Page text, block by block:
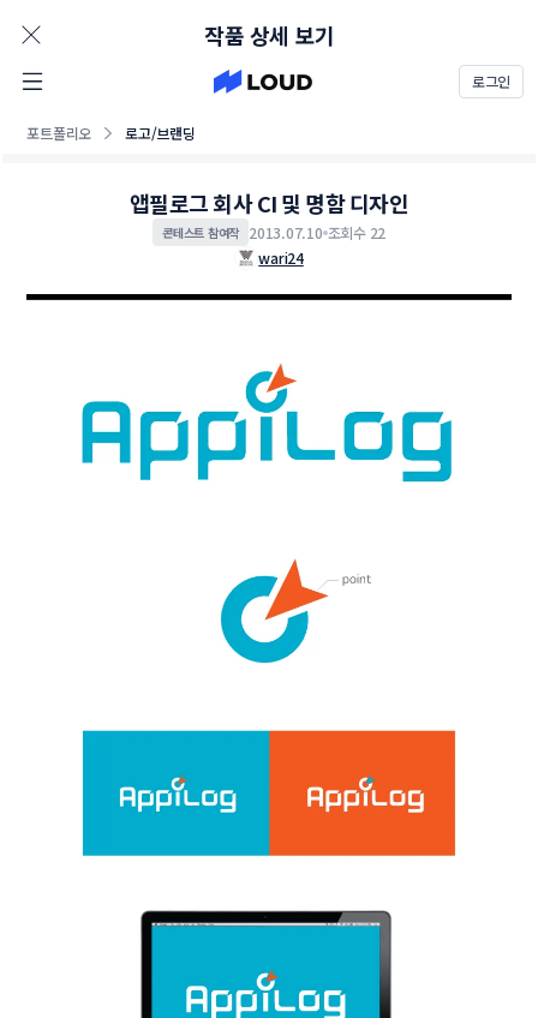
로그인
포트폴리오 로고/브랜딩
작품 상세 보기
앱필로그 회사 CI 및 명함 디자인
콘테스트 참여작 2013.07.10 조회수 22
wari24